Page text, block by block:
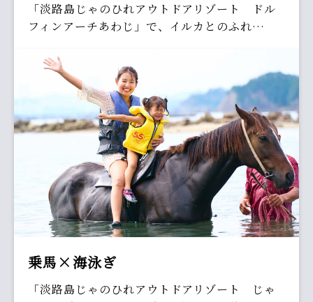
「淡路島じゃのひれアウトドアリゾート ドル
フィンアーチあわじ」で、イルカとのふれ…
乗馬×海泳ぎ
「淡路島じゃのひれアウトドアリゾート じゃ